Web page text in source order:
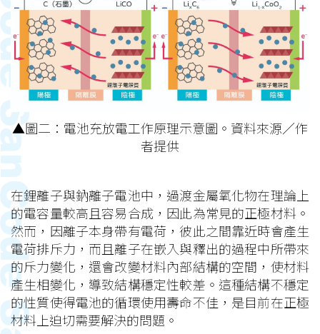
▲圖二：電池充放電工作原理示意圖。資料來源／作
者提供
在鋰離子與鈉離子電池中，過渡金屬氧化物在理論上
的電容量較高且容易合成，因此為常見的正極材料。
然而，因離子本身帶有電荷，彼此之間靠近時會產生
電荷排斥力，而且離子在嵌入與釋出的過程中所帶來
的斥力變化，還會改變材料內部結構的空間，使材料
產生相變化，導致結構穩定性較差。這種結構不穩定
的性質使得電池的循環使用壽命不佳，是目前在正極
材料上迫切需要解決的問題。